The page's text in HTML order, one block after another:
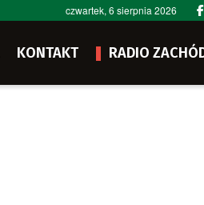
czwartek, 6 sierpnia 2026
KONTAKT RADIO